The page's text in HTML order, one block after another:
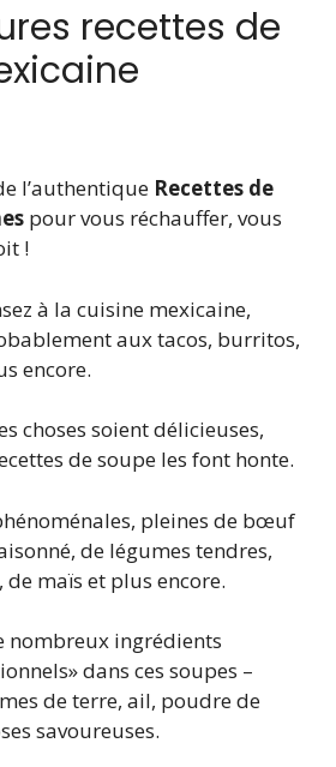
recettes de
l’authentique Recettes de
pour vous réchauffer, vous
!
à la cuisine mexicaine,
aux tacos, burritos,
encore.
choses soient délicieuses,
de soupe les font honte.
pleines de bœuf
de légumes tendres,
maïs et plus encore.
nombreux ingrédients
dans ces soupes –
de terre, ail, poudre de
savoureuses.